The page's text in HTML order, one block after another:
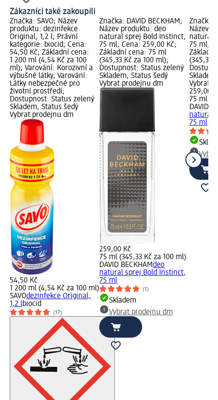
Zákazníci také zakoupili
Značka: SAVO; Název
produktu: dezinfekce
Original, 1,2 l; Právní
kategorie: biocid; Cena:
54,50 Kč; Základní cena:
1 200 ml (4,54 Kč za 100
ml); Varování: Korozivní a
výbušné látky, Varování:
Látky nebezpečné pro
životní prostředí;
Dostupnost: Status zelený
Skladem, Status šedý
Vybrat prodejnu dm
54,50 Kč
1 200 ml (4,54 Kč za 100 ml)
SAVOdezinfekce Original,
1,2 lbiocid
(17)
Značka: DAVID BECKHAM;
Název produktu: deo
natural sprej Bold Instinct,
75 ml; Cena: 259,00 Kč;
Základní cena: 75 ml
(345,33 Kč za 100 ml);
Dostupnost: Status zelený
Skladem, Status šedý
Vybrat prodejnu dm
259,00 Kč
75 ml (345,33 Kč za 100 ml)
DAVID BECKHAMdeo
natural sprej Bold Instinct,
75 ml
(1)
Skladem
Vybrat prodejnu dm
Značka:
Název
natural
75 ml;
(345,33
Vybrat
259,00
75 ml
DAVID
natural
75 ml